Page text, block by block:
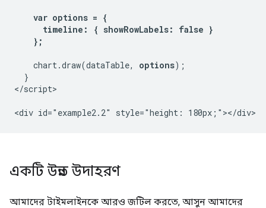
var options = {
      timeline: { showRowLabels: false }
    };
    chart.draw(dataTable,
options);
  }
</script>
একটি উন্নত উদাহরণ
আমাদের টাইমলাইনকে আরও জটিল করতে, আসুন আমাদের